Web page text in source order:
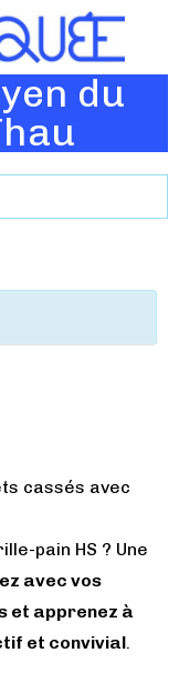
du
cassés avec
pain HS ? Une
avec vos
et apprenez à
et convivial.